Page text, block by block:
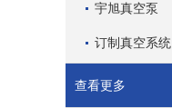
宇旭真空泵
订制真空系统
查看更多